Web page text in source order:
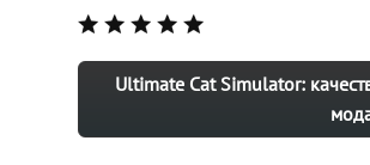
Ultimate Cat Simulator: